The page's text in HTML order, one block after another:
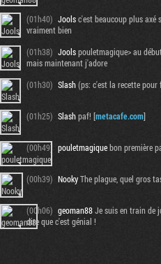
(01h40) Joolsc'est beaucoup plus axé
vraiment bien
(01h38) Joolspouletmagique> au
mais maintenant j'adore
(01h30) Slash(ps: c'est la recette pour
(01h25) Slashpaf! [metacafe.com]
(00h49) pouletmagiquebon première
(00h39) NookyThe plague, quel gros
(00h06) geoman88Je suis en train de
dire que c'est génial !